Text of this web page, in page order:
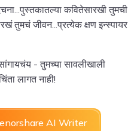
कवितेसारखी तुमची
तुमचं जीवन...प्रत्येक क्षण इन्स्पायर
- तुमच्या सावलीखाली
लागत नाही!
AI Writer